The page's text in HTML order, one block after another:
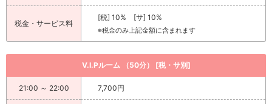
税金・サービス料
[税] 10% [サ] 10%
※税金のみ上記金額に含まれます
V.I.Pルーム （50分） [税・サ別]
21:00 ～ 22:00 7,700円